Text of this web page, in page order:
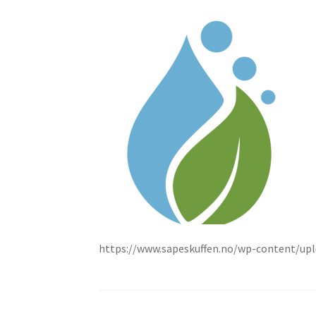
Hvordan
lage såpe?
Min konto
Nyheter
Oljer
Om meg
Såpene
Til kassen
Vipps
Checkout
https://www.sapeskuffen.no/wp-content/